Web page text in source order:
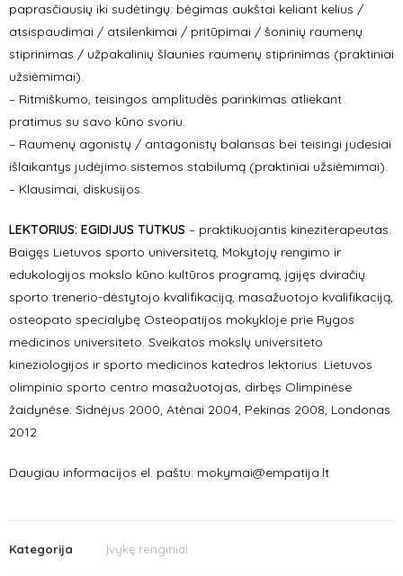
paprasčiausių iki sudėtingų: bėgimas aukštai keliant kelius /
atsispaudimai / atsilenkimai / pritūpimai / šoninių raumenų
stiprinimas / užpakalinių šlaunies raumenų stiprinimas (praktiniai
užsiėmimai).
– Ritmiškumo, teisingos amplitudės parinkimas atliekant
pratimus su savo kūno svoriu.
– Raumenų agonistų / antagonistų balansas bei teisingi judesiai
išlaikantys judėjimo sistemos stabilumą (praktiniai užsiėmimai).
– Klausimai, diskusijos.
LEKTORIUS: EGIDIJUS TUTKUS – praktikuojantis kineziterapeutas.
Baigęs Lietuvos sporto universitetą, Mokytojų rengimo ir
edukologijos mokslo kūno kultūros programą, įgijęs dviračių
sporto trenerio-dėstytojo kvalifikaciją, masažuotojo kvalifikaciją,
osteopato specialybę Osteopatijos mokykloje prie Rygos
medicinos universiteto. Sveikatos mokslų universiteto
kineziologijos ir sporto medicinos katedros lektorius. Lietuvos
olimpinio sporto centro masažuotojas, dirbęs Olimpinėse
žaidynėse: Sidnėjus 2000, Atėnai 2004, Pekinas 2008, Londonas
2012.
Daugiau informacijos el. paštu: mokymai@empatija.lt
Kategorija Įvykę renginiai